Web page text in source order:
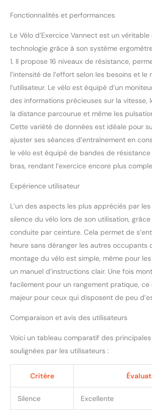
partagés ou
【Écran LCD
de fréquence
L’écran LCD
détecteur de
cardiaque
temps réel le
cardiaque, les
brûlées, la
parcourue et
pédalage,
mieux gérer
condition
【Robustesse
Durabilité】La
maison est
supporter un
maximal de
garantissant
structure
pour des
intenses.
qualité, elle
une
pour une
ni les
comfortable】
Fonctionnalités et performances
Le Vélo d’Exercice Vannect est un
technologie grâce à son système
1. Il propose 16 niveaux de résistance,
l’intensité de l’effort selon les besoins et le
l’utilisateur. Le vélo est équipé d’un
des informations précieuses sur la vitesse,
la distance parcourue et même les
Cette variété de données est idéale pour
ajuster ses séances d’entraînement en
le vélo est équipé de bandes de
bras, rendant l’exercice encore plus
Expérience utilisateur
L’un des aspects les plus appréciés par
silence du vélo lors de son utilisation,
conduite par ceinture. Cela permet de
heure sans déranger les autres occupants
montage du vélo est simple, même pour
un manuel d’instructions clair. Une fois
facilement pour un rangement pratique,
majeur pour ceux qui disposent de peu
Comparaison et avis des utilisateurs
Voici un tableau comparatif des
soulignées par les utilisateurs :
Critère
Silence Excellente